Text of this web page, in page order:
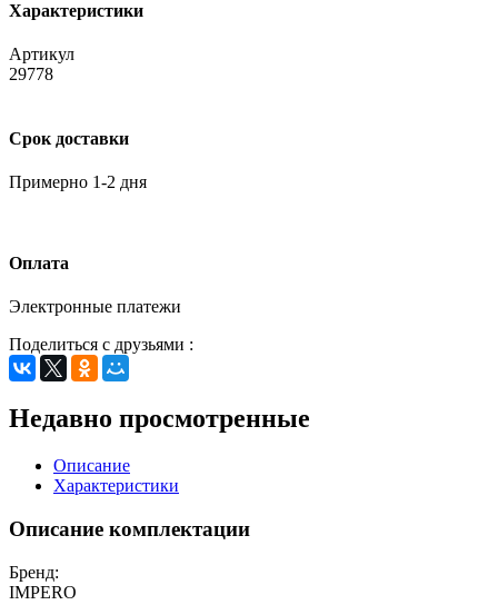
Характеристики
Артикул
29778
Срок доставки
Примерно 1-2 дня
Оплата
Электронные платежи
Поделиться с друзьями :
Недавно просмотренные
Описание
Характеристики
Описание комплектации
Бренд:
IMPERO